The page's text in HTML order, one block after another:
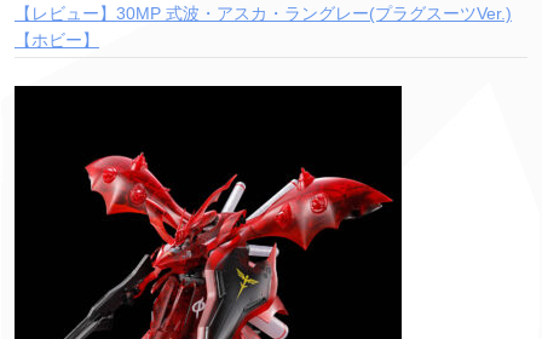
【レビュー】30MP 式波・アスカ・ラングレー(プラグスーツVer.)
【ホビー】